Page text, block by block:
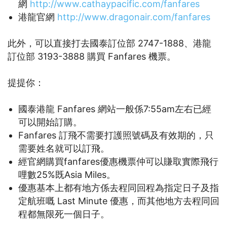
網 http://www.cathaypacific.com/fanfares
港龍官網 http://www.dragonair.com/fanfares
此外，可以直接打去國泰訂位部 2747-1888、港龍
訂位部 3193-3888 購買 Fanfares 機票。
提提你：
國泰港龍 Fanfares 網站一般係7:55am左右已經
可以開始訂購。
Fanfares 訂飛不需要打護照號碼及有效期的，只
需要姓名就可以訂飛。
經官網購買fanfares優惠機票仲可以賺取實際飛行
哩數25%既Asia Miles。
優惠基本上都有地方係去程同回程為指定日子及指
定航班嘅 Last Minute 優惠，而其他地方去程同回
程都無限死一個日子。